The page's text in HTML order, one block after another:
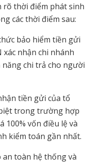
rõ thời điểm phát sinh
các thời điểm sau:
bảo hiểm tiền gửi
nhận chi nhánh
chi trả cho người
tiền gửi của tổ
trong trường hợp
100% vốn điều lệ và
kiểm toán gần nhất.
toàn hệ thống và